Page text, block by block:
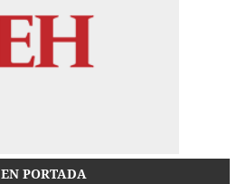
EN PORTADA